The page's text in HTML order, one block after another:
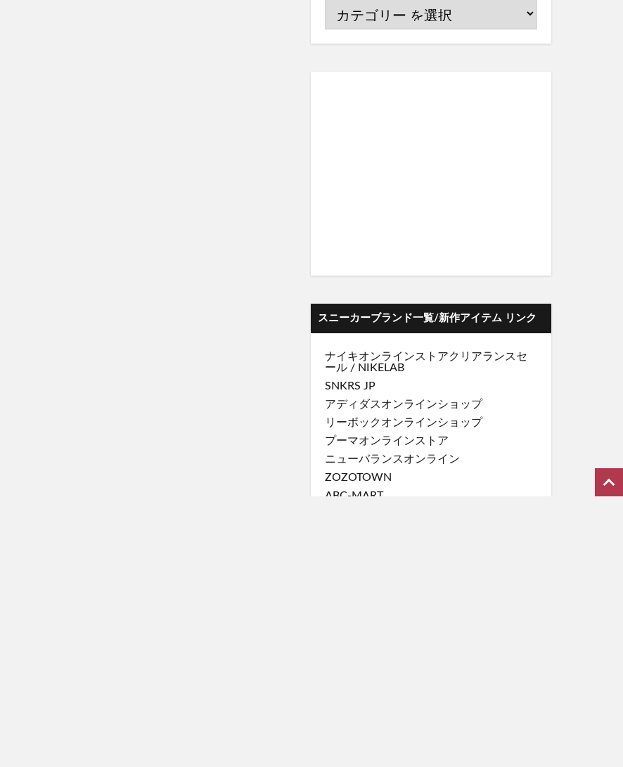
スニーカーブランド一覧/新作アイテム リンク
ナイキオンラインストアクリアランスセ
ール / NIKELAB
SNKRS JP
アディダスオンラインショップ
リーボックオンラインショップ
プーマオンラインストア
ニューバランスオンライン
ZOZOTOWN
ABC-MART